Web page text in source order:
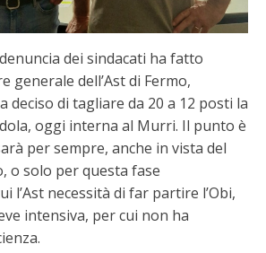
dei sindacati ha fatto
generale dell’Ast di Fermo,
deciso di tagliare da 20 a 12 posti la
oggi interna al Murri. Il punto è
per sempre, anche in vista del
o solo per questa fase
l’Ast necessità di far partire l’Obi,
intensiva, per cui non ha